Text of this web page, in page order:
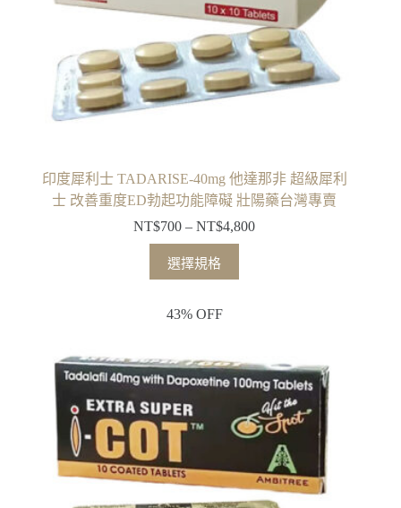
印度犀利士 TADARISE-40mg 他達那非 超級犀利
士 改善重度ED勃起功能障礙 壯陽藥台灣專賣
NT$700 – NT$4,800
選擇規格
43% OFF